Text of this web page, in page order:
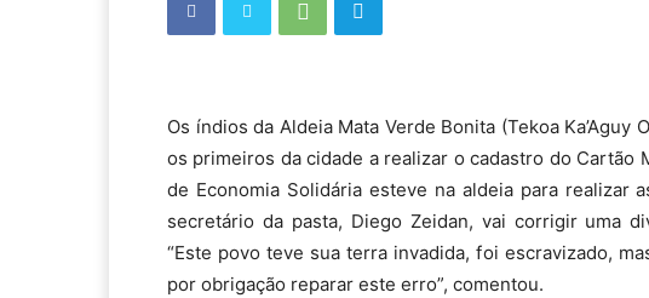
Os índios da Aldeia Mata Verde Bonita (Tekoa Ka’Aguy
os primeiros da cidade a realizar o cadastro do Cartão
de Economia Solidária esteve na aldeia para realizar
secretário da pasta, Diego Zeidan, vai corrigir uma
“Este povo teve sua terra invadida, foi escravizado,
por obrigação reparar este erro”, comentou.